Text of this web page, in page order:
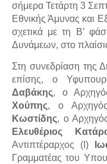
σήμερα Τετάρτη 3
Εθνικής Άμυνας και
σχετικά με τη Β’
Δυνάμεων, στο
Στη συνεδρίαση της
επίσης, ο
Δαβάκης, ο
Χούπης, ο
Κωστίδης, ο
Ελευθέριος
Αντιπτέραρχος (Ι)
Γραμματέας του